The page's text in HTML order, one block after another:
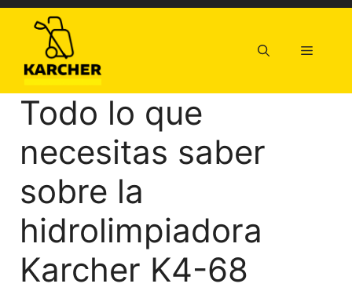
Saltar
contenido
Menú
Todo lo que
necesitas saber
sobre la
hidrolimpiadora
Karcher K4-68